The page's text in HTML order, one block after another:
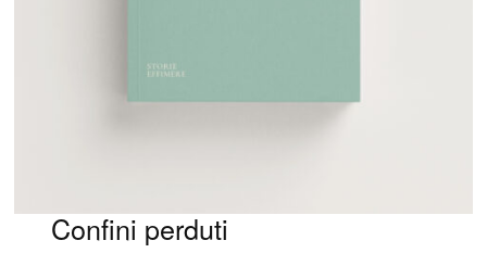
Confini perduti